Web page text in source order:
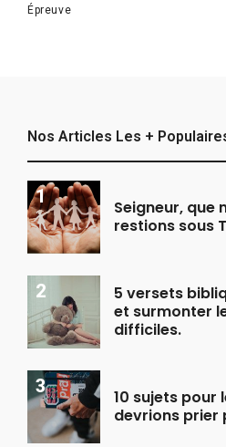
Épreuve
Nos Articles Les +
Seigneur, que
restions sous
5 versets
et surmonter
difficiles.
10 sujets pour
devrions prier